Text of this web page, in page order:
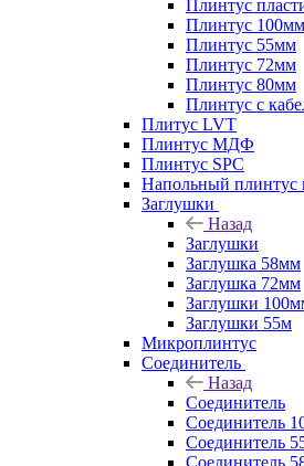
Плинтус
Плинтус 100мм
Плинтус 55мм
Плинтус 72мм
Плинтус 80мм
Плинтус с
Плитус LVT
Плинтус МДФ
Плинтус SPC
Напольный плинтус
Заглушки
Назад
Заглушки
Заглушка 58мм
Заглушка 72мм
Заглушки
Заглушки 55м
Микроплинтус
Соединитель
Назад
Соединитель
Соединитель
Соединитель
Соединитель